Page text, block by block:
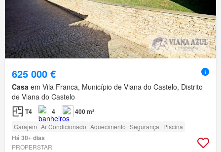
625 000 €
Casa em Vila Franca, Município de Viana do Castelo, Distrito
de Viana do Castelo
T4 4 400 m²
Garajem Ar Condicionado Aquecimento Segurança Piscina
Há 30+ dias
PROPERSTAR